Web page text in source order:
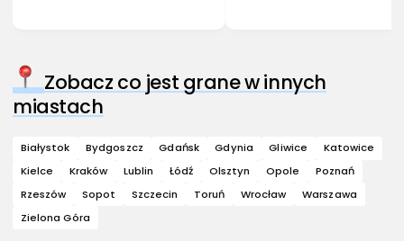
Zobacz co jest grane w innych
miastach
Białystok Bydgoszcz Gdańsk Gdynia Gliwice
Katowice
Kielce
Kraków Lublin Łódź Olsztyn Opole
Poznań
Rzeszów
Sopot Szczecin Toruń Wrocław
Warszawa
Zielona Góra